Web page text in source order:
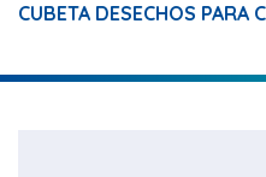
CUBETA DESECHOS PARA